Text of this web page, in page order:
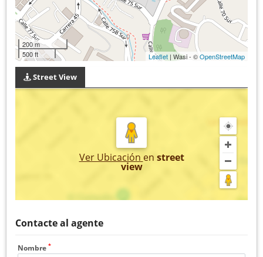
200 m
500 ft
Leaflet | Wasi - ©OpenStreetMap
Street View
Ver Ubicación en street
view
Contacte al agente
Nombre *